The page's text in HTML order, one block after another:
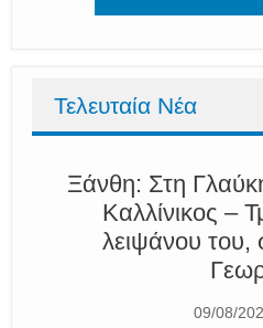
Τελευταία Νέα
Ξάνθη: Στη
Καλλίνικος –
λειψάνου του,
09/08/